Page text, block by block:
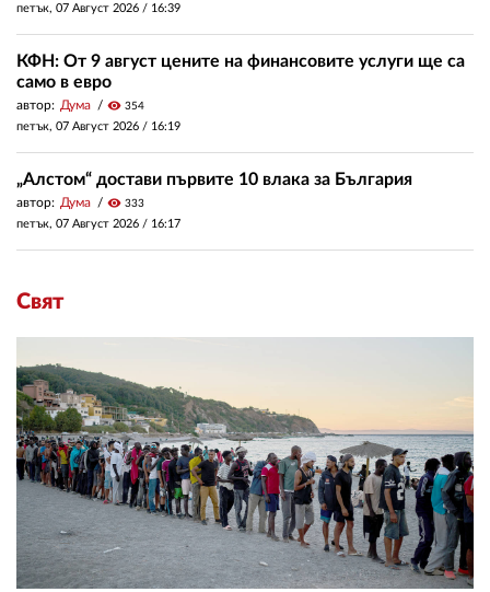
петък, 07 Август 2026 / 16:39
КФН: От 9 август цените на финансовите услуги ще са
само в евро
автор: Дума visibility 354
петък, 07 Август 2026 / 16:19
„Алстом“ достави първите 10 влака за България
автор: Дума visibility 333
петък, 07 Август 2026 / 16:17
Свят